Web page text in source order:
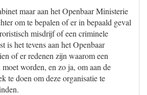
maar aan het Openbaar Ministerie
om te bepalen of er in bepaald geval
misdrijf of een criminele
is het tevens aan het Openbaar
of er redenen zijn waarom een
worden, en zo ja, om aan de
te doen om deze organisatie te